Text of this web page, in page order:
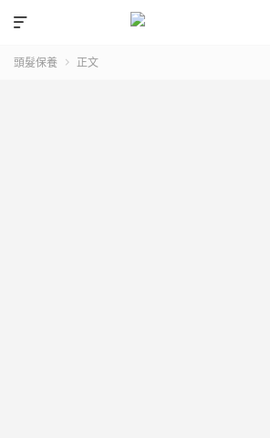

頭髮保養  正文